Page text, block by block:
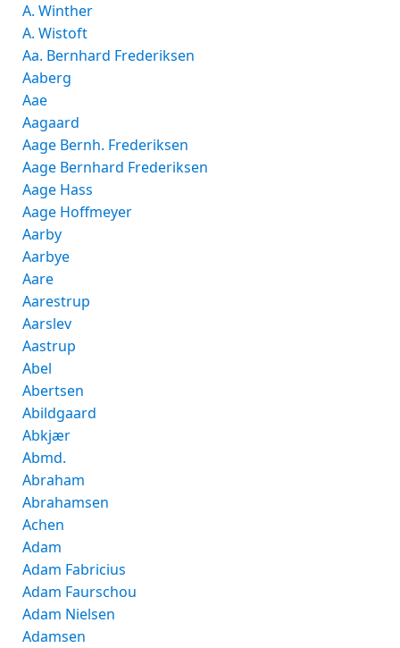
A. Winther
A. Wistoft
Aa. Bernhard Frederiksen
Aaberg
Aae
Aagaard
Aage Bernh. Frederiksen
Aage Bernhard Frederiksen
Aage Hass
Aage Hoffmeyer
Aarby
Aarbye
Aare
Aarestrup
Aarslev
Aastrup
Abel
Abertsen
Abildgaard
Abkjær
Abmd.
Abraham
Abrahamsen
Achen
Adam
Adam Fabricius
Adam Faurschou
Adam Nielsen
Adamsen